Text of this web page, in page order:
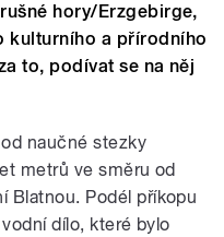
hory/Erzgebirge,
kulturního a přírodního
to, podívat se na něj
naučné stezky
metrů ve směru od
Blatnou. Podél příkopu
dílo, které bylo